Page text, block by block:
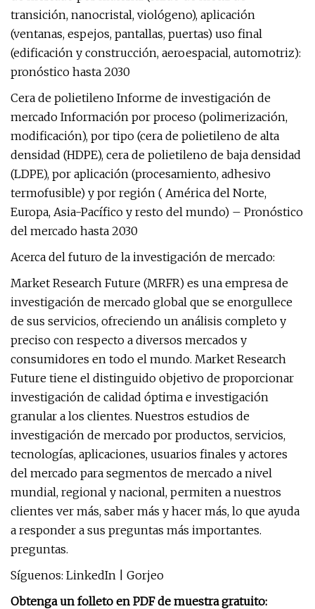
transición, nanocristal, viológeno), aplicación
(ventanas, espejos, pantallas, puertas) uso final
(edificación y construcción, aeroespacial, automotriz):
pronóstico hasta 2030
Cera de polietileno Informe de investigación de
mercado Información por proceso (polimerización,
modificación), por tipo (cera de polietileno de alta
densidad (HDPE), cera de polietileno de baja densidad
(LDPE), por aplicación (procesamiento, adhesivo
termofusible) y por región ( América del Norte,
Europa, Asia-Pacífico y resto del mundo) – Pronóstico
del mercado hasta 2030
Acerca del futuro de la investigación de mercado:
Market Research Future (MRFR) es una empresa de
investigación de mercado global que se enorgullece
de sus servicios, ofreciendo un análisis completo y
preciso con respecto a diversos mercados y
consumidores en todo el mundo. Market Research
Future tiene el distinguido objetivo de proporcionar
investigación de calidad óptima e investigación
granular a los clientes. Nuestros estudios de
investigación de mercado por productos, servicios,
tecnologías, aplicaciones, usuarios finales y actores
del mercado para segmentos de mercado a nivel
mundial, regional y nacional, permiten a nuestros
clientes ver más, saber más y hacer más, lo que ayuda
a responder a sus preguntas más importantes.
preguntas.
Síguenos: LinkedIn | Gorjeo
Obtenga un folleto en PDF de muestra gratuito: